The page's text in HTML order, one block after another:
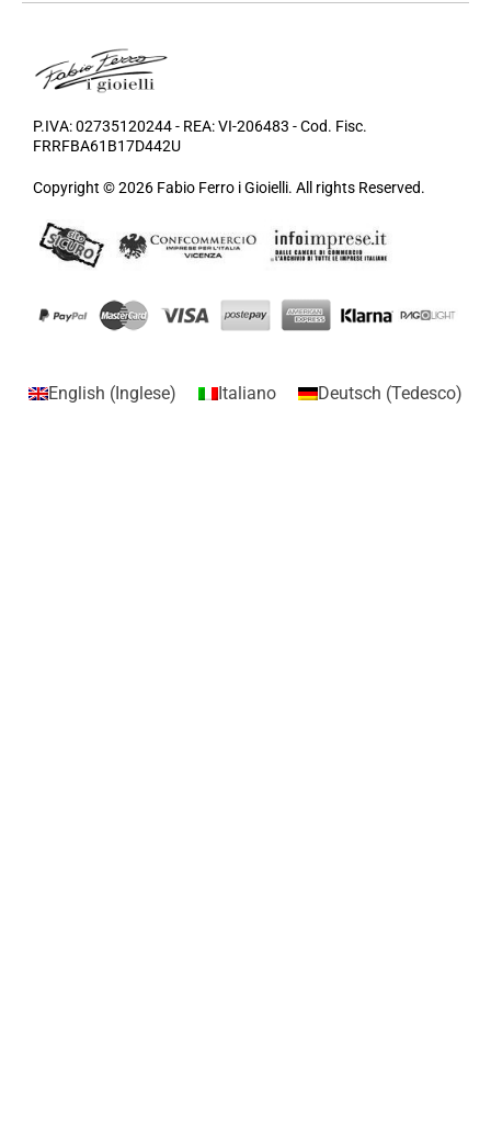
P.IVA: 02735120244 - REA: VI-206483 - Cod. Fisc.
FRRFBA61B17D442U
Copyright © 2026 Fabio Ferro i Gioielli. All rights Reserved.
English (Inglese) Italiano Deutsch (Tedesco)